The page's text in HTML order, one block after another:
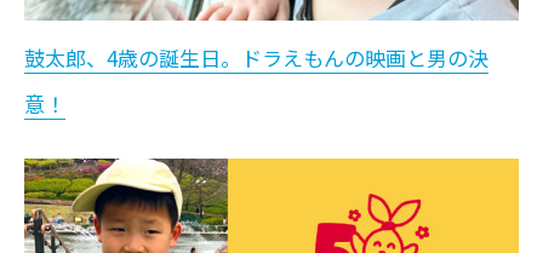
鼓太郎、4歳の誕生日。ドラえもんの映画と男の決
意！